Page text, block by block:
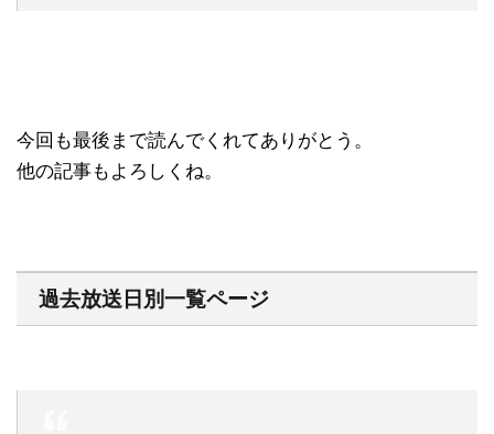
今回も最後まで読んでくれてありがとう。
他の記事もよろしくね。
過去放送日別一覧ページ